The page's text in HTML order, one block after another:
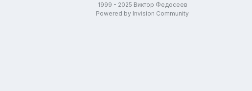
1999 - 2025 Виктор Федосеев
Powered by Invision Community